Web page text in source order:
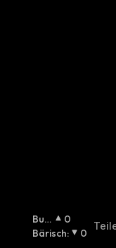
Bulli
Sch:
0
Bärisch: 0